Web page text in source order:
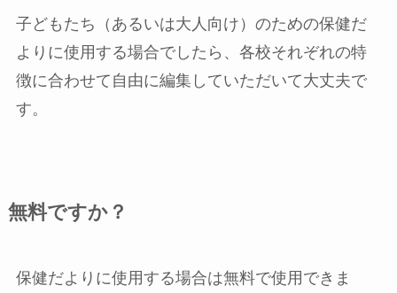
子どもたち（あるいは大人向け）のための保健だ
よりに使用する場合でしたら、各校それぞれの特
徴に合わせて自由に編集していただいて大丈夫で
す。
無料ですか？
保健だよりに使用する場合は無料で使用できま